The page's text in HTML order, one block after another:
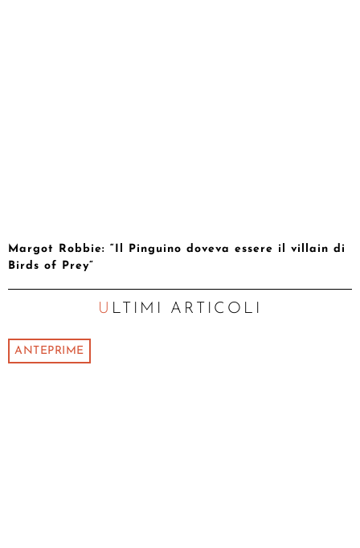
Margot Robbie: “Il Pinguino doveva essere il villain di
Birds of Prey”
ULTIMI ARTICOLI
ANTEPRIME